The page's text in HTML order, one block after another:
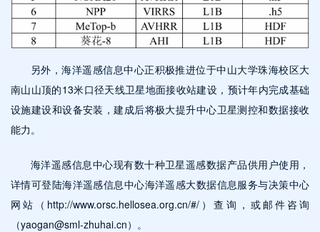
另外，海洋遥感信息中心正积极推进位于中山大学珠海校区大
南山山顶的13米口径天线卫星地面接收站建设，预计年内完成基础
设施建设和设备安装，建成后将极大提升中心卫星测控和数据接收
能力。
海洋遥感信息中心现有数十种卫星遥感数据产品供用户使用，
详情可登陆海洋遥感信息中心海洋遥感大数据信息服务与决策中心
网站（http://www.orsc.hellosea.org.cn/#/）查询，或邮件咨询
（yaogan@sml-zhuhai.cn）。